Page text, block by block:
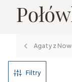
Agaty z
Filtry